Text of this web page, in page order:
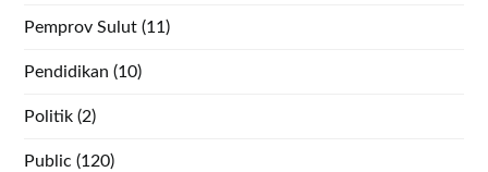
Pemprov Sulut (11)
Pendidikan (10)
Politik (2)
Public (120)